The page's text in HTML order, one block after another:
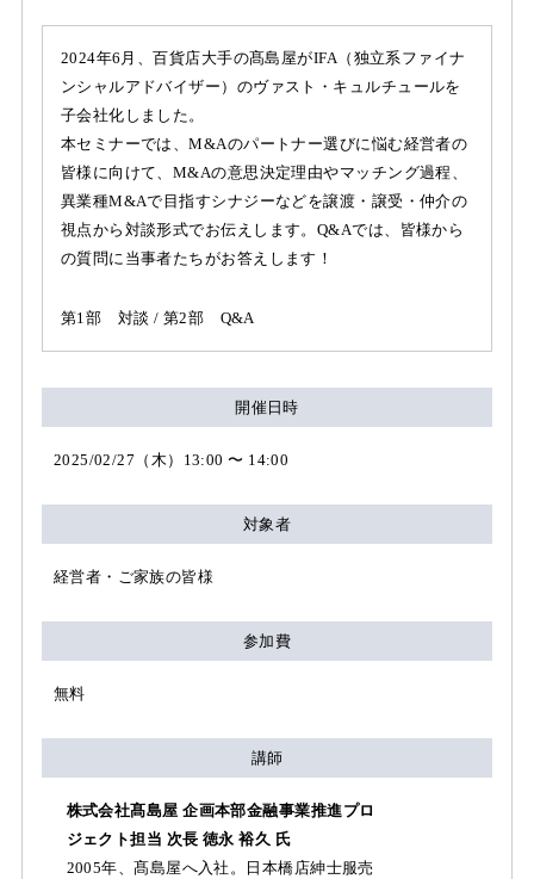
2024年6月、百貨店大手の髙島屋がIFA（独立系ファイナ
ンシャルアドバイザー）のヴァスト・キュルチュールを
子会社化しました。
本セミナーでは、M&Aのパートナー選びに悩む経営者の
皆様に向けて、M&Aの意思決定理由やマッチング過程、
異業種M&Aで目指すシナジーなどを譲渡・譲受・仲介の
視点から対談形式でお伝えします。Q&Aでは、皆様から
の質問に当事者たちがお答えします！
第1部 対談 / 第2部 Q&A
開催日時
2025/02/27（木）13:00 〜 14:00
対象者
経営者・ご家族の皆様
参加費
無料
講師
株式会社髙島屋 企画本部金融事業推進プロ
ジェクト担当 次長 徳永 裕久 氏
2005年、髙島屋へ入社。日本橋店紳士服売